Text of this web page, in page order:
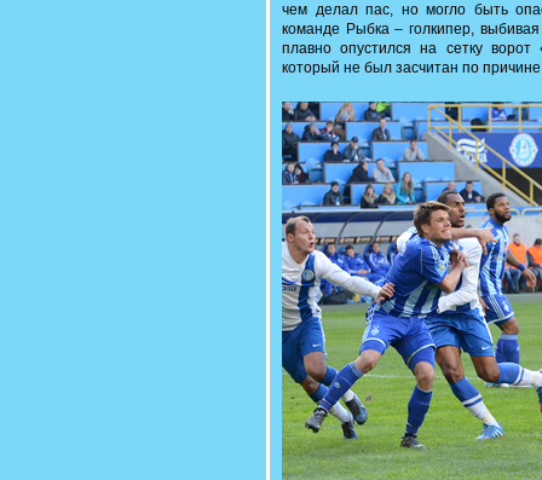
чем делал пас, но могло быть
команде Рыбка – голкипер,
плавно опустился на сетку
который не был засчитан по